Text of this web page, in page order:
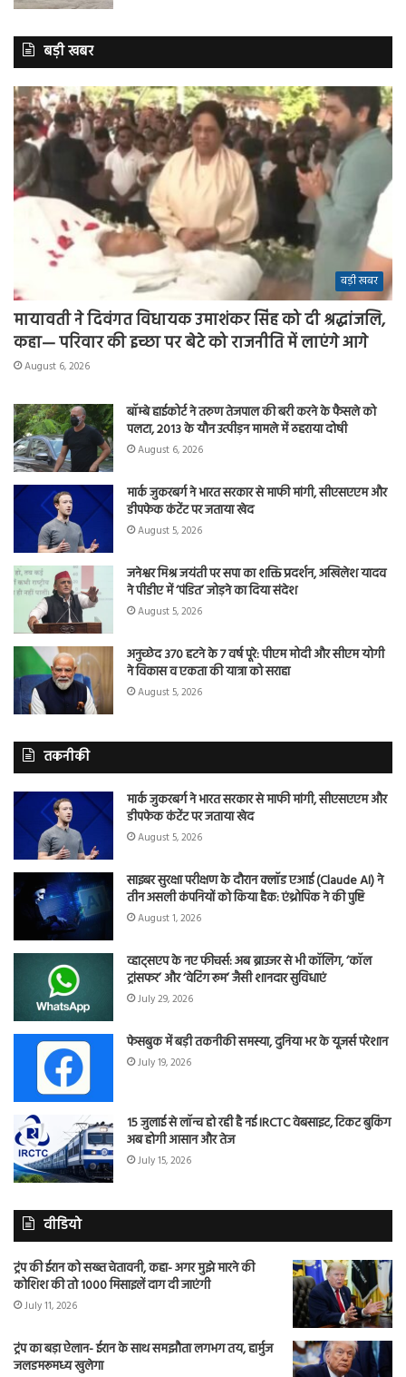
बड़ी खबर
बड़ी खबर
मायावती ने दिवंगत विधायक उमाशंकर सिंह को दी श्रद्धांजलि,
कहा— परिवार की इच्छा पर बेटे को राजनीति में लाएंगे आगे
August 6, 2026
बॉम्बे हाईकोर्ट ने तरुण तेजपाल की बरी करने के फैसले को
पलटा, 2013 के यौन उत्पीड़न मामले में ठहराया दोषी
August 6, 2026
मार्क जुकरबर्ग ने भारत सरकार से माफी मांगी, सीएसएएम और
डीपफेक कंटेंट पर जताया खेद
August 5, 2026
जनेश्वर मिश्र जयंती पर सपा का शक्ति प्रदर्शन, अखिलेश यादव
ने पीडीए में ‘पंडित’ जोड़ने का दिया संदेश
August 5, 2026
अनुच्छेद 370 हटने के 7 वर्ष पूरे: पीएम मोदी और सीएम योगी
ने विकास व एकता की यात्रा को सराहा
August 5, 2026
तकनीकी
मार्क जुकरबर्ग ने भारत सरकार से माफी मांगी, सीएसएएम और
डीपफेक कंटेंट पर जताया खेद
August 5, 2026
साइबर सुरक्षा परीक्षण के दौरान क्लॉड एआई (Claude AI) ने
तीन असली कंपनियों को किया हैक: एंथ्रोपिक ने की पुष्टि
August 1, 2026
व्हाट्सएप के नए फीचर्स: अब ब्राउजर से भी कॉलिंग, ‘कॉल
ट्रांसफर’ और ‘वेटिंग रूम’ जैसी शानदार सुविधाएं
July 29, 2026
फेसबुक में बड़ी तकनीकी समस्या, दुनिया भर के यूजर्स परेशान
July 19, 2026
15 जुलाई से लॉन्च हो रही है नई IRCTC वेबसाइट, टिकट बुकिंग
अब होगी आसान और तेज
July 15, 2026
वीडियो
ट्रंप की ईरान को सख्त चेतावनी, कहा- अगर मुझे मारने की
कोशिश की तो 1000 मिसाइलें दाग दी जाएंगी
July 11, 2026
ट्रंप का बड़ा ऐलान- ईरान के साथ समझौता लगभग तय, हार्मुज
जलडमरूमध्य खुलेगा